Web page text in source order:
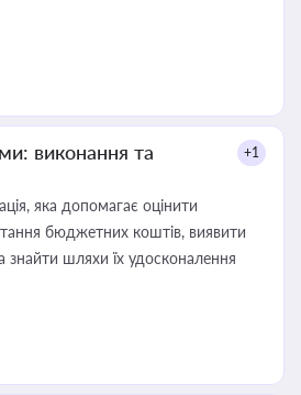
виконання та
+1
яка допомагає оцінити
бюджетних коштів, виявити
знайти шляхи їх удосконалення